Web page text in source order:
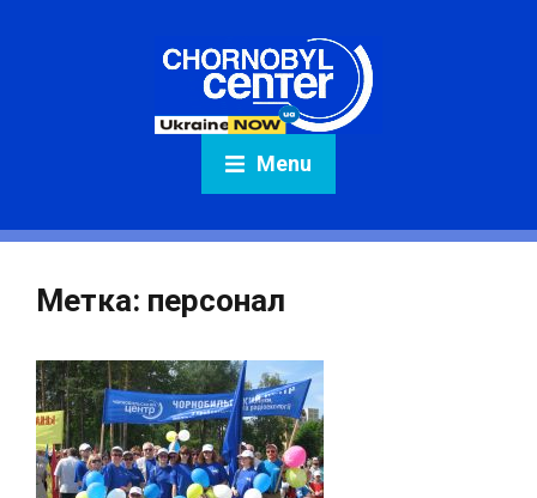
Menu
Метка: персонал